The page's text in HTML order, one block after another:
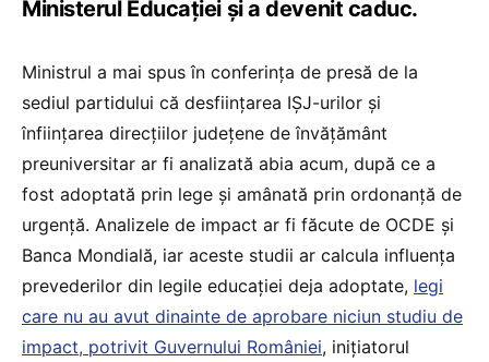
Ministerul Educației și a devenit caduc.
Ministrul a mai spus în conferința de presă de la
sediul partidului că desființarea IȘJ-urilor și
înființarea direcțiilor județene de învățământ
preuniversitar ar fi analizată abia acum, după ce a
fost adoptată prin lege și amânată prin ordonanță de
urgență. Analizele de impact ar fi făcute de OCDE și
Banca Mondială, iar aceste studii ar calcula influența
prevederilor din legile educației deja adoptate, legi
care nu au avut dinainte de aprobare niciun studiu de
impact, potrivit Guvernului României, inițiatorul